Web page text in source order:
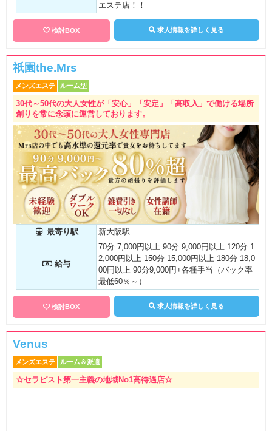
エステ店！！
検討BOX 求人情報を詳しく見る
祇園the.Mrs
メンズエステ ルーム型
30代～50代の大人女性が「安心」「安定」「高収入」で働ける場所
創りを常に念頭に運営しております。
最寄り駅 新大阪駅
給与
70分 7,000円以上 90分 9,000円以上 120分 1
2,000円以上 150分 15,000円以上 180分 18,0
00円以上 90分9,000円+各種手当（バック率
最低60％～）
検討BOX 求人情報を詳しく見る
Venus
メンズエステ ルーム＆派遣
☆セラピスト第一主義の地域No1高待遇店☆